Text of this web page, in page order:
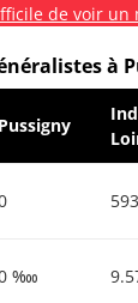
de voir un
à
Pussigny
593
‱